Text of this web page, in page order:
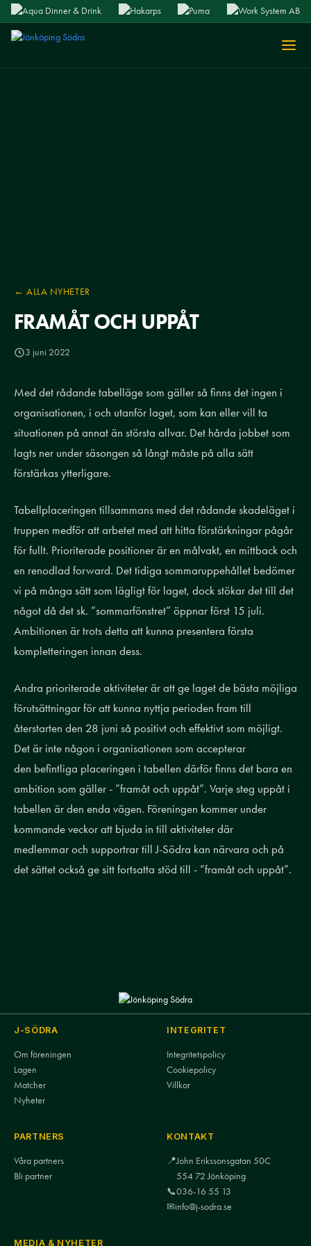
← ALLA NYHETER
FRAMÅT OCH UPPÅT
3 juni 2022
Med det rådande tabelläge som gäller så finns det ingen i
organisationen, i och utanför laget, som kan eller vill ta
situationen på annat än största allvar. Det hårda jobbet som
lagts ner under säsongen så långt måste på alla sätt
förstärkas ytterligare.
Tabellplaceringen tillsammans med det rådande skadeläget i
truppen medför att arbetet med att hitta förstärkningar pågår
för fullt. Prioriterade positioner är en målvakt, en mittback och
en renodlad forward. Det tidiga sommaruppehållet bedömer
vi på många sätt som lägligt för laget, dock stökar det till det
något då det sk. ”sommarfönstret” öppnar först 15 juli.
Ambitionen är trots detta att kunna presentera första
kompletteringen innan dess.
Andra prioriterade aktiviteter är att ge laget de bästa möjliga
förutsättningar för att kunna nyttja perioden fram till
återstarten den 28 juni så positivt och effektivt som möjligt.
Det är inte någon i organisationen som accepterar
den befintliga placeringen i tabellen därför finns det bara en
ambition som gäller - ”framåt och uppåt”. Varje steg uppåt i
tabellen är den enda vägen. Föreningen kommer under
kommande veckor att bjuda in till aktiviteter där
medlemmar och supportrar till J-Södra kan närvara och på
det sättet också ge sitt fortsatta stöd till - ”framåt och uppåt”.
J-SÖDRA
Om föreningen
Lagen
Matcher
Nyheter
INTEGRITET
Integritetspolicy
Cookiepolicy
Villkor
PARTNERS
Våra partners
Bli partner
KONTAKT
📍John Erikssonsgatan 50C
554 72 Jönköping
📞036-16 55 13
✉info@j-sodra.se
MEDIA & NYHETER